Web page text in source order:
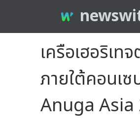
เครือเฮอริเ
ภายใต้คอนเ
Anuga Asia